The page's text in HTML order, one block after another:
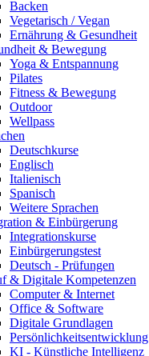
Backen
Vegetarisch / Vegan
Ernährung & Gesundheit
& Bewegung
Yoga & Entspannung
Pilates
Fitness & Bewegung
Outdoor
Wellpass
Deutschkurse
Englisch
Italienisch
Spanisch
Weitere Sprachen
& Einbürgerung
Integrationskurse
Einbürgerungstest
Deutsch - Prüfungen
& Digitale Kompetenzen
Computer & Internet
Office & Software
Digitale Grundlagen
Persönlichkeitsentwicklung
KI - Künstliche Intelligenz